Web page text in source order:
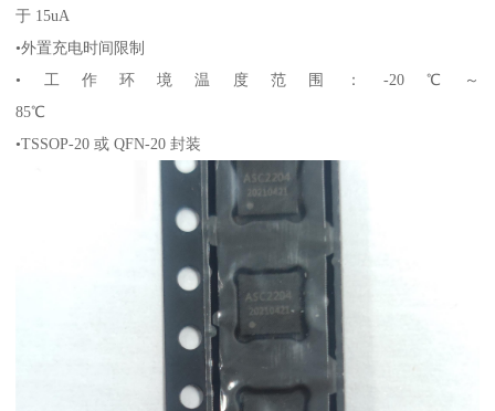
于 15uA
•外置充电时间限制
•工作环境温度范围：-20℃～
85℃
•TSSOP-20 或 QFN-20 封装